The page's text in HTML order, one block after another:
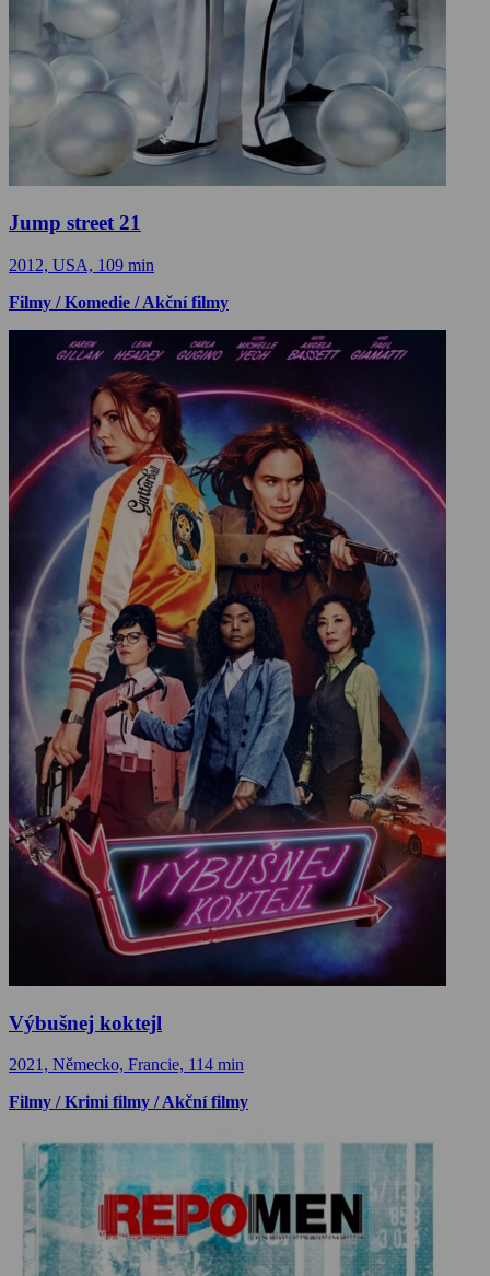
Jump street 21
2012, USA, 109 min
Filmy / Komedie / Akční filmy
Výbušnej koktejl
2021, Německo, Francie, 114 min
Filmy / Krimi filmy / Akční filmy